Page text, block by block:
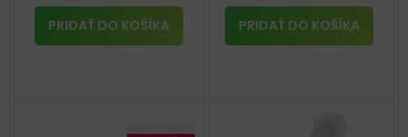
PRIDAŤ DO KOŠÍKA PRIDAŤ DO KOŠÍKA